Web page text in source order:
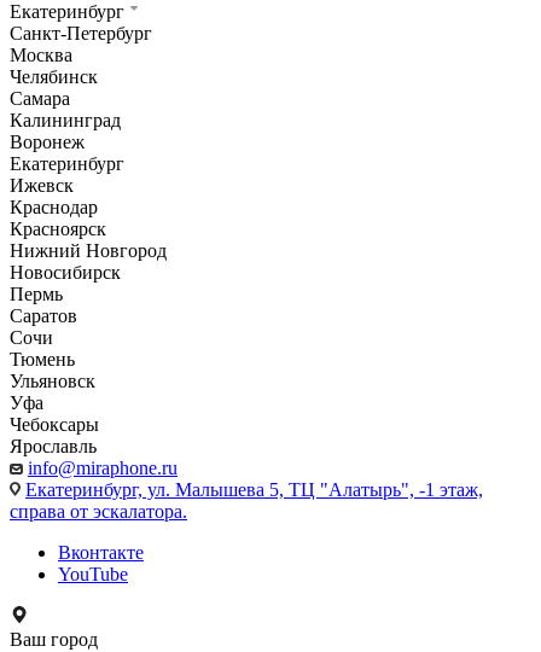
Екатеринбург
Санкт-Петербург
Москва
Челябинск
Самара
Калининград
Воронеж
Екатеринбург
Ижевск
Краснодар
Красноярск
Нижний Новгород
Новосибирск
Пермь
Саратов
Сочи
Тюмень
Ульяновск
Уфа
Чебоксары
Ярославль
info@miraphone.ru
Екатеринбург, ул. Малышева 5, ТЦ "Алатырь", -1 этаж,
справа от эскалатора.
Вконтакте
YouTube
Ваш город